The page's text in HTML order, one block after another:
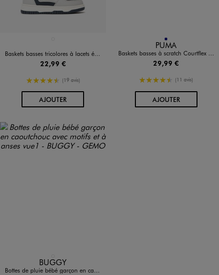
Baskets basses tricolores à lacets élastiques et scratch bébé garçon
22,99 €
4.5/5 de moyenne
(19 avis)
AJOUTERAU PANIER
Disponible en 1 coloris
MARINE
PUMA
Baskets basses à scratch Courtflex V3 bébé garçon - Puma
29,99 €
4.5/5 de moyenne
(11 avis)
AJOUTERAU PANIER
Disponible en 1 coloris
BUGGY
Bottes de pluie bébé garçon en caoutchouc avec motifs et à anses